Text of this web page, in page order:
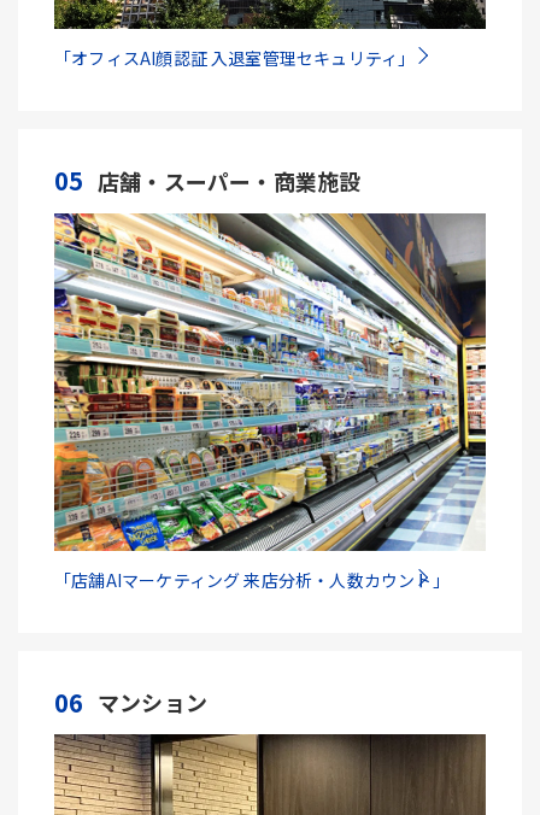
「オフィスAI顔認証 入退室管理セキュリティ」
05 店舗・スーパー・商業施設
「店舗AIマーケティング 来店分析・人数カウント」
06 マンション